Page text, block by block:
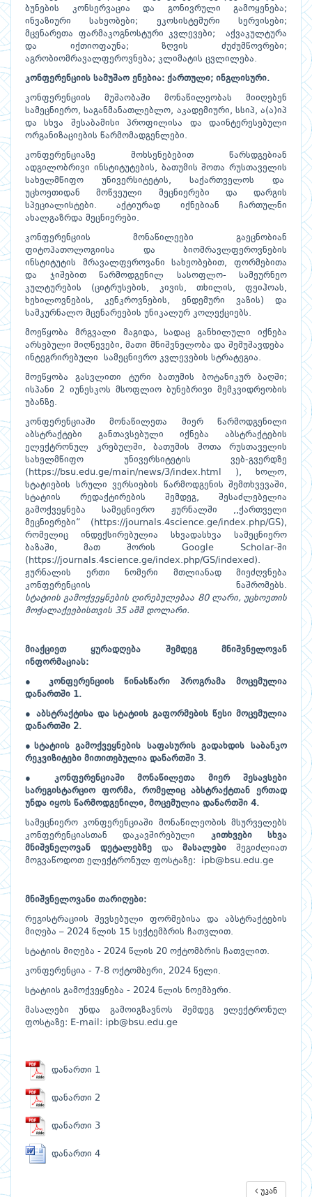
ბუნების კონსერვაცია და გონივრული გამოყენება;
ინვაზიური სახეობები; ეკოსისტემური სერვისები;
მცენარეთა ფარმაკოგნოსტური კვლევები; აქვაკულტურა
და იქთიოფაუნა; ზღვის ძუძუმწოვრები;
აგრობიომრავალფეროვნება; კლიმატის ცვლილება.
კონფერენციის სამუშაო ენებია: ქართული; ინგლისური.
კონფერენციის მუშაობაში მონაწილეობას მიიღებენ
სამეცნიერო, საგანმანათლებლო, აკადემიური, სსიპ, ა(ა)იპ
და სხვა შესაბამისი პროფილისა და დაინტერესებული
ორგანიზაციების წარმომადგენლები.
კონფერენციაზე მოხსენებებით წარსდგებიან
ადგილობრივი ინსტიტუტების, ბათუმის შოთა რუსთაველის
სახელმწიფო უნივერსიტეტის, საქართველოს და
უცხოეთიდან მოწვეული მეცნიერები და დარგის
სპეციალისტები. აქტიურად იქნებიან ჩართულნი
ახალგაზრდა მეცნიერები.
კონფერენციის მონაწილეები გაეცნობიან
ფიტოპათოლოგიისა და ბიომრავლფეროვნების
ინსტიტუტის მრავალფეროვანი სახეობებით, ფორმებითა
და ჯიშებით წარმოდგენილ სასოფლო- სამეურნეო
კულტურების (ციტრუსების, კივის, თხილის, ფეიჰოას,
ხეხილოვნების, კენკროვნების, ენდემური ვაზის) და
სამკურნალო მცენარეების უნიკალურ კოლექციებს.
მოეწყობა მრგვალი მაგიდა, სადაც განხილული იქნება
არსებული მიღწევები, მათი მნიშვნელობა და შემუშავდება
ინტეგრირებული სამეცნიერო კვლევების სტრატეგია.
მოეწყობა გასვლითი ტური ბათუმის ბოტანიკურ ბაღში;
ისპანი 2 იუნესკოს მსოფლიო ბუნებრივი მემკვიდრეობის
უბანზე.
კონფერენციაში მონაწილეთა მიერ წარმოდგენილი
აბსტრაქტები განთავსებული იქნება აბსტრაქტების
ელექტრონულ კრებულში, ბათუმის შოთა რუსთაველის
სახელმწიფო უნივერსიტეტის ვებ-გვერდზე
( https://bsu.edu.ge/main/news/3/index.html
), ხოლო,
სტატიების სრული ვერსიების წარმოდგენის შემთხვევაში,
სტატიის რედაქტირების შემდეგ, შესაძლებელია
გამოქვეყნება სამეცნიერო ჟურნალში ,,ქართველი
მეცნიერები“ ( https://journals.4science.ge/index.php/GS),
რომელიც ინდექსირებულია სხვადასხვა სამეცნიერო
ბაზაში, მათ შორის Google Scholar-ში
( https://journals.4science.ge/index.php/GS/indexed ).
ჟურნალის ერთი ნომერი მთლიანად მიეძღვნება
კონფერენციის ნაშრომებს.
სტატიის გამოქვეყნების ღირებულებაა 80 ლარი, უცხოეთის
მოქალაქეებისთვის 35 აშშ დოლარი.
მიაქციეთ ყურადღება შემდეგ მნიშვნელოვან
ინფორმაციას:
● კონფერენციის წინასწარი პროგრამა მოცემულია
დანართში 1.
● აბსტრაქტისა და სტატიის გაფორმების წესი მოცემულია
დანართში 2.
●სტატიის გამოქვეყნების საფასურის გადახდის საბანკო
რეკვიზიტები მითითებულია დანართში 3.
● კონფერენციაში მონაწილეთა მიერ შესავსები
სარეგისტარციო ფორმა, რომელიც აბსტრაქტთან ერთად
უნდა იყოს წარმოდგენილი, მოცემულია დანართში 4.
სამეცნიერო კონფერენციაში მონაწილეობის მსურველებს
კონფერენციასთან დაკავშირებული კითხვები სხვა
მნიშვნელოვან დეტალებზედამასალები შეგიძლიათ
მოგვაწოდოთ ელექტრონულ ფოსტაზე: ipb@bsu.edu.ge
მნიშვნელოვანი თარიღები:
რეგისტრაციის შევსებული ფორმებისა და აბსტრაქტების
მიღება – 2024 წლის 15 სექტემბრის ჩათვლით.
სტატიის მიღება - 2024 წლის 20 ოქტომბრის ჩათვლით.
კონფერენცია - 7-8 ოქტომბერი, 2024 წელი.
სტატიის გამოქვეყნება - 2024 წლის ნოემბერი.
მასალები უნდა გამოიგზავნოს შემდეგ ელექტრონულ
ფოსტაზე: E-mail: ipb@bsu.edu.ge
დანართი 1
დანართი 2
დანართი 3
დანართი 4
უკან